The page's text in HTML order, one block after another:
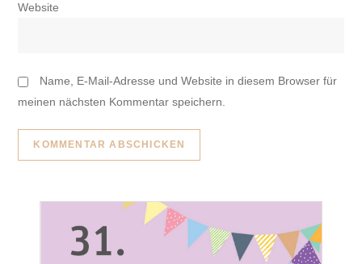
Website
Name, E-Mail-Adresse und Website in diesem Browser für
meinen nächsten Kommentar speichern.